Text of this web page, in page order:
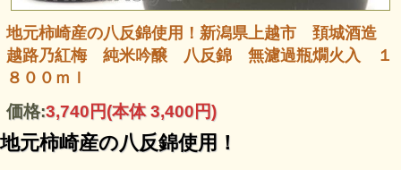
地元柿崎産の八反錦使用！新潟県上越市 頚城酒造
越路乃紅梅 純米吟醸 八反錦 無濾過瓶燗火入 １
８００ｍｌ
価格:3,740円(本体 3,400円)
地元柿崎産の八反錦使用！